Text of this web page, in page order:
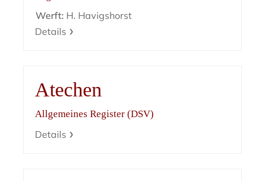
Werft: H. Havigshorst
Details
Atechen
Allgemeines Register (DSV)
Details